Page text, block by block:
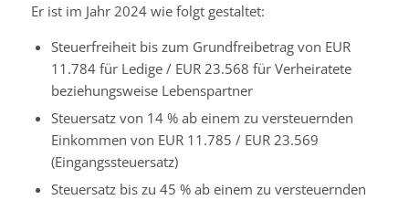
Er ist im Jahr 2024 wie folgt gestaltet:
Steuerfreiheit bis zum Grundfreibetrag von EUR
11.784 für Ledige / EUR 23.568 für Verheiratete
beziehungsweise Lebenspartner
Steuersatz von 14 % ab einem zu versteuernden
Einkommen von EUR 11.785 / EUR 23.569
(Eingangssteuersatz)
Steuersatz bis zu 45 % ab einem zu versteuernden